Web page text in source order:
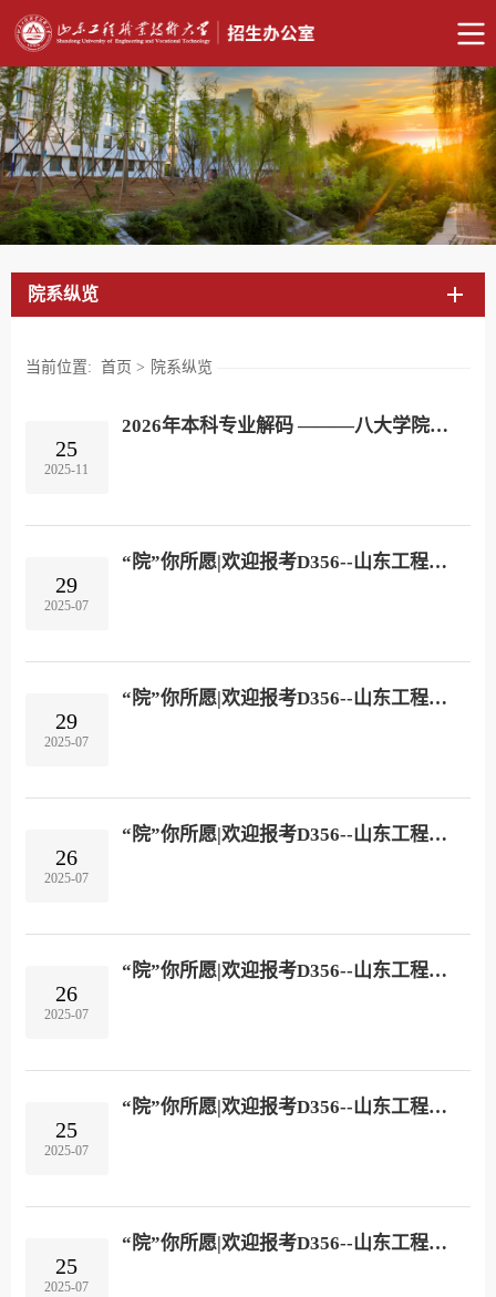
院系纵览
当前位置: 首页 > 院系纵览
25
2025-11
2026年本科专业解码 ———八大学院之人工智能学院
29
2025-07
“院”你所愿|欢迎报考D356--山东工程职业技术大学信息技术学院！
29
2025-07
“院”你所愿|欢迎报考D356--山东工程职业技术大学航空学院！
26
2025-07
“院”你所愿|欢迎报考D356--山东工程职业技术大学建筑工程学院！
26
2025-07
“院”你所愿|欢迎报考D356--山东工程职业技术大学商学院！
25
2025-07
“院”你所愿|欢迎报考D356--山东工程职业技术大学医学技术学院！
25
2025-07
“院”你所愿|欢迎报考D356--山东工程职业技术大学智能制造学院！